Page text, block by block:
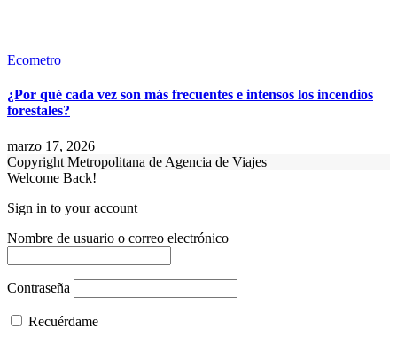
Ecometro
¿Por qué cada vez son más frecuentes e intensos los incendios
forestales?
marzo 17, 2026
Copyright Metropolitana de Agencia de Viajes
Welcome Back!
Sign in to your account
Nombre de usuario o correo electrónico
Contraseña
Recuérdame